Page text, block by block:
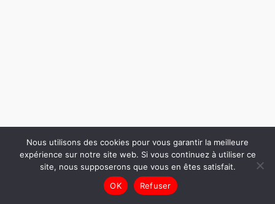
Nous utilisons des cookies pour vous garantir la meilleure
expérience sur notre site web. Si vous continuez à utiliser ce
site, nous supposerons que vous en êtes satisfait.
OK
Refuser